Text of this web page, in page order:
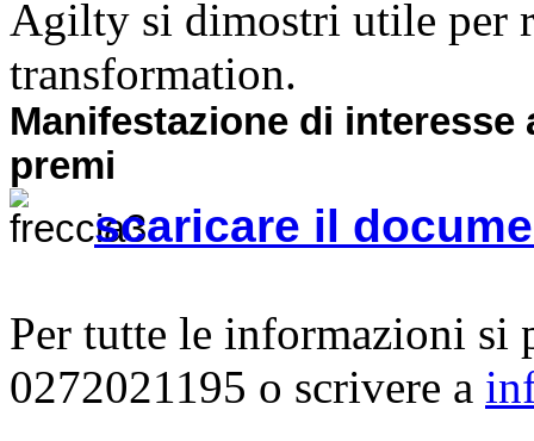
Agilty si dimostri utile per
transformation.
Manifestazione di
premi
scaricare il
Per tutte le informazioni si
0272021195 o scrivere a